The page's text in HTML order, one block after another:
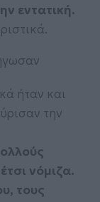
εντατική.
ήταν και
την
νόμιζα.
τους